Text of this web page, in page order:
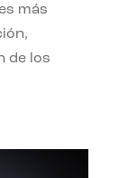
más
de los